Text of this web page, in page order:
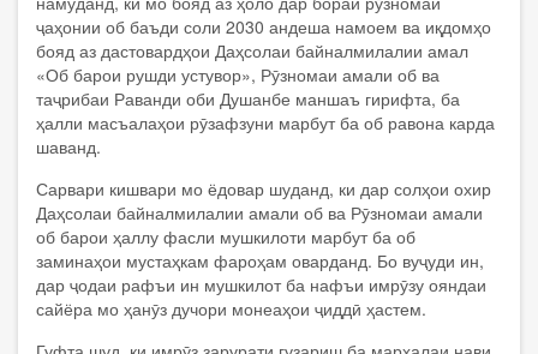
ҷаҳонии об баъди соли 2030 андеша намоем ва иқдомҳо
бояд аз дастовардҳои Даҳсолаи байналмилалии амал
«Об барои рушди устувор», Рӯзномаи амали об ва
таҷрибаи Раванди оби Душанбе маншаъ гирифта, ба
ҳалли масъалаҳои рӯзафзуни марбут ба об равона карда
шаванд.
Сарвари кишвари мо ёдовар шуданд, ки дар солҳои охир
Даҳсолаи байналмилалии амали об ва Рӯзномаи амали
об барои ҳаллу фасли мушкилоти марбут ба об
заминаҳои мустаҳкам фароҳам оварданд. Бо вуҷуди ин,
дар ҷодаи рафъи ин мушкилот ба нафъи имрӯзу ояндаи
сайёра мо ҳанӯз дучори монеаҳои ҷиддӣ ҳастем.